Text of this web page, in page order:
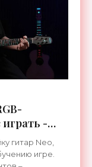
играть -
гитар Neo,
игре.